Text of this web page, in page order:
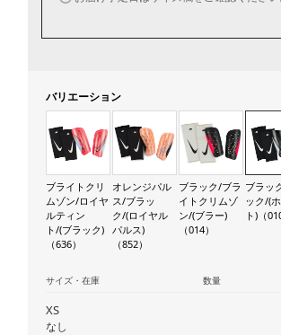
バリエーション
ブライトクリ
ムゾン/ロイヤ
ルティン
ト/(ブラック)
（636）
オレンジパル
ス/ブラッ
ク/(ロイヤル
パルス)
（852）
ブラック/ブラ
イトクリムゾ
ン/(ブラー)
（014）
ブラッ
ック/(
ト)（
サイズ・在庫 数量
XS
なし